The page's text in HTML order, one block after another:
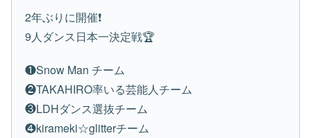
2年ぶりに開催❗️
9人ダンス日本一決定戦🏆
❶Snow Man チーム
❷TAKAHIRO率いる芸能人チーム
❸LDHダンス選抜チーム
❹kirameki☆glitterチーム